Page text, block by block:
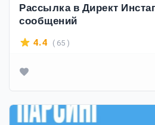
Рассылка в Директ
сообщений
4.4 ( 65 )